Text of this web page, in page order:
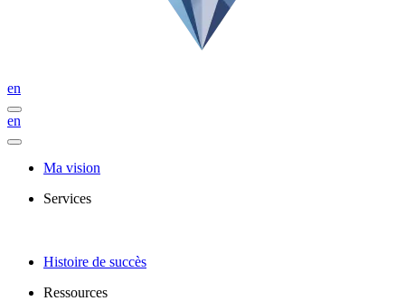
en
en
Ma vision
Services
Histoire de succès
Ressources